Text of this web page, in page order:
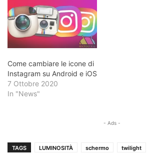
Come cambiare le icone di
Instagram su Android e iOS
7 Ottobre 2020
In "News"
- Ads -
TAGS LUMINOSITÀ schermo twilight